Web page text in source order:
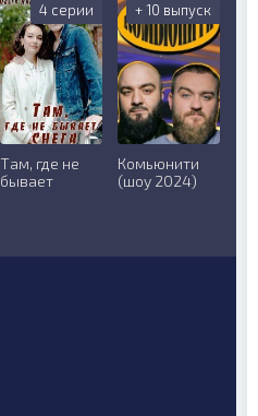
4 серии
Там, где не
бывает
+ 10 выпуск
Комьюнити
(шоу 2024)